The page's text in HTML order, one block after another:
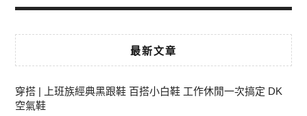
最新文章
穿搭 | 上班族經典黑跟鞋 百搭小白鞋 工作休閒一次搞定 DK
空氣鞋